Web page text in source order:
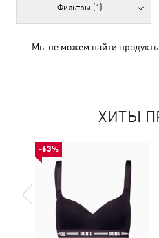
Фильтры (1)
Мы не можем найти
ХИТЫ
-63%